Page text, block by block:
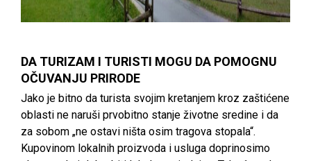
DA TURIZAM I TURISTI MOGU DA POMOGNU
OČUVANJU PRIRODE
Jako je bitno da turista svojim kretanjem kroz zaštićene
oblasti ne naruši prvobitno stanje životne sredine i da
za sobom „ne ostavi ništa osim tragova stopala“.
Kupovinom lokalnih proizvoda i usluga doprinosimo